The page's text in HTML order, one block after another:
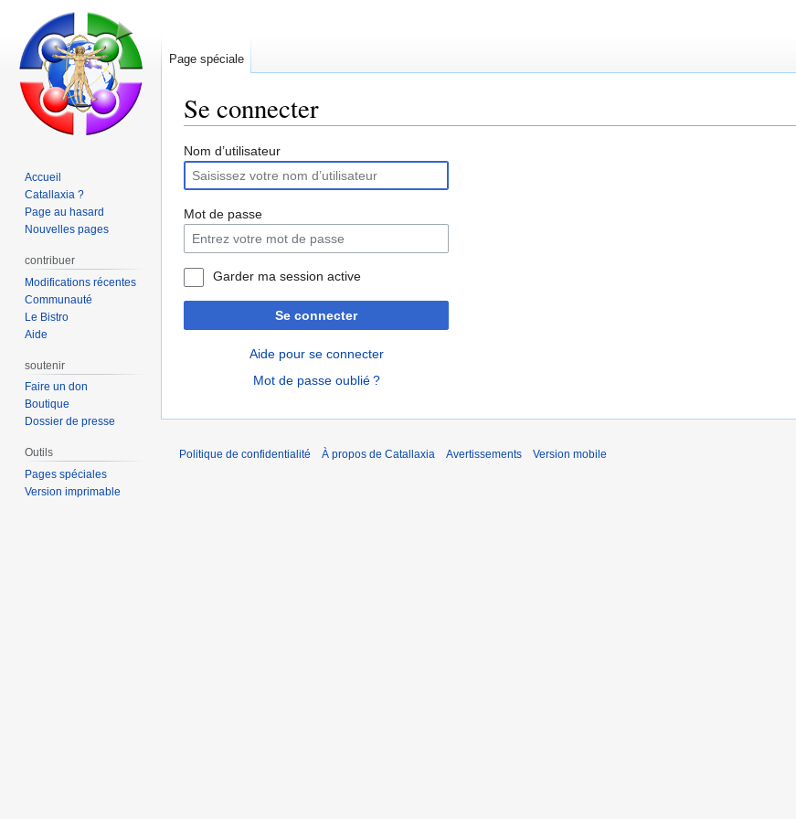
Se connecter
Aller
la
navigation
Aller
la
recherche
Nom d’utilisateur
Mot de passe
Garder ma session active
Se connecter
Aide pour se connecter
Mot de passe oublié ?
Page spéciale
Accueil
Catallaxia ?
Page au hasard
Nouvelles pages
contribuer
Modifications récentes
Communauté
Le Bistro
Aide
soutenir
Faire un don
Boutique
Dossier de presse
Outils
Pages spéciales
Version imprimable
Politique de confidentialité À propos de Catallaxia Avertissements Version mobile